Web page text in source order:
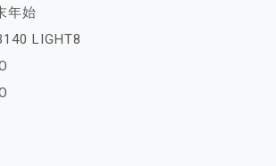
年始
LIGHT8